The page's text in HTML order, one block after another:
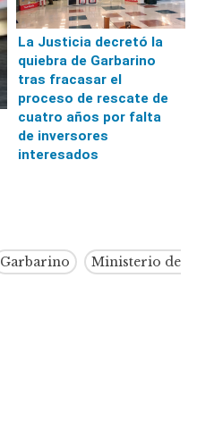
La Justicia decretó la
quiebra de Garbarino
tras fracasar el
proceso de rescate de
cuatro años por falta
de inversores
interesados
Garbarino
Ministerio de